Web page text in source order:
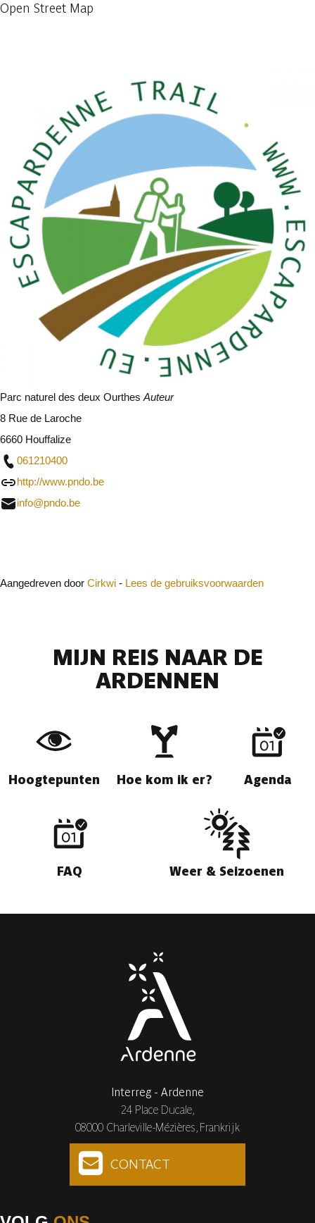
Open Street Map
Parc naturel des deux Ourthes Auteur
8 Rue de Laroche
6660 Houffalize
061210400
http://www.pndo.be
info@pndo.be
Aangedreven door Cirkwi - Lees de gebruiksvoorwaarden
MIJN REIS NAAR DE
ARDENNEN
Hoogtepunten Hoe kom ik er? Agenda
FAQ Weer & Seizoenen
Interreg - Ardenne
24 Place Ducale,
08000 Charleville-Mézières, Frankrijk
CONTACT